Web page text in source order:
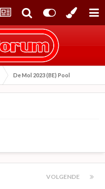
De Mol 2023 (BE) Pool
VOLGENDE